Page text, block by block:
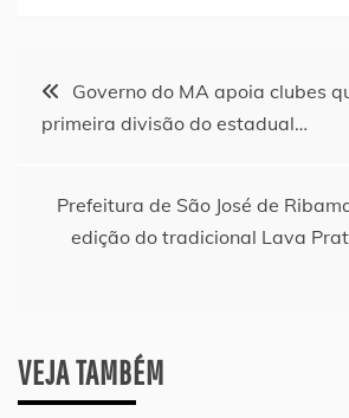
Navegação
de
Post
Governo do MA apoia clubes
primeira divisão do estadual…
Prefeitura de São José de
edição do tradicional Lava
VEJA TAMBÉM